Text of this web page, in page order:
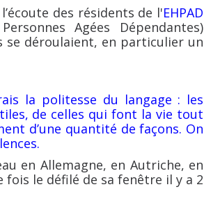
des résidents de l'EHPAD
Agées Dépendantes)
se déroulaient, en particulier un
la politesse du langage : les
de celles qui font la vie tout
d’une quantité de façons. On
en Allemagne, en Autriche, en
fois le défilé de sa fenêtre il y a 2